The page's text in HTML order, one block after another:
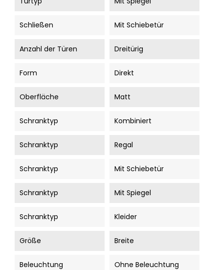
Schließen Mit Schiebetür
Anzahl der Türen Dreitürig
Form Direkt
Oberfläche Matt
Schranktyp Kombiniert
Schranktyp Regal
Schranktyp Mit Schiebetür
Schranktyp Mit Spiegel
Schranktyp Kleider
Größe Breite
Beleuchtung Ohne Beleuchtung